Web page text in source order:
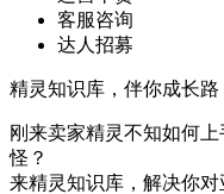
客服咨询
达人招募
精灵知识库，伴你成长路
刚来卖家精灵不知如何
怪？
来精灵知识库，解决你